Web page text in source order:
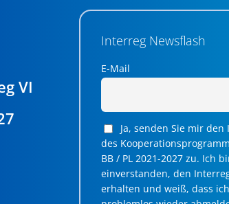
VI
Interreg Newsflash
E-Mail
Ja, senden Sie mir
des
BB / PL 2021-2027 zu. Ich
einverstanden, den
erhalten und weiß, dass